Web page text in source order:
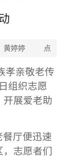
：黄婷婷 点
孝亲敬老传
组织志愿
开展爱老助
餐厅便迅速
志愿者们